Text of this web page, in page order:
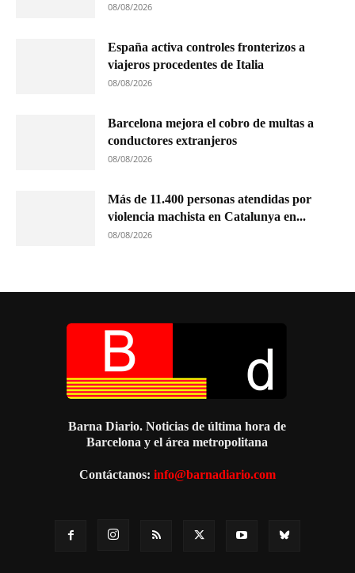
08/08/2026
España activa controles fronterizos a
viajeros procedentes de Italia
08/08/2026
Barcelona mejora el cobro de multas a
conductores extranjeros
08/08/2026
Más de 11.400 personas atendidas por
violencia machista en Catalunya en...
08/08/2026
Barna Diario. Noticias de última hora de
Barcelona y el área metropolitana
Contáctanos: info@barnadiario.com